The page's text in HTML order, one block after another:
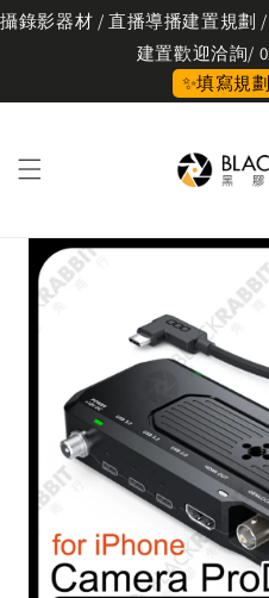
攝錄影器材 / 直播導播建置規劃
建置歡迎洽詢/
✨填寫規